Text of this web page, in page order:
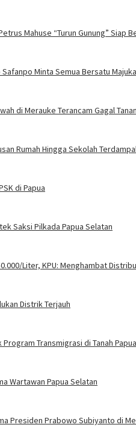
Mahuse “Turun Gunung” Siap
Minta Semua Bersatu
di Merauke Terancam Gagal
Rumah Hingga Sekolah
di Papua
Saksi Pilkada Papua Selatan
Liter, KPU: Menghambat
Distrik Terjauh
Transmigrasi di Tanah Papua
Wartawan Papua Selatan
Presiden Prabowo Subiyanto di